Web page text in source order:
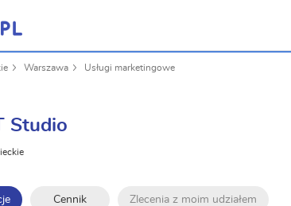
Warszawa Usługi marketingowe
Studio
Cennik Zlecenia z moim udziałem